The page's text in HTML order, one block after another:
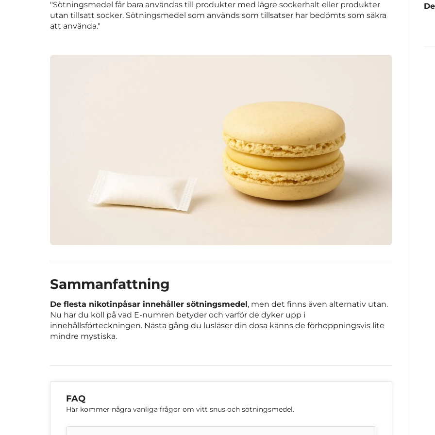
"Sötningsmedel får bara användas till produkter med lägre sockerhalt eller produkter
utan tillsatt socker. Sötningsmedel som används som tillsatser har bedömts som säkra
att använda."
Sammanfattning
De flesta nikotinpåsar innehåller sötningsmedel, men det finns även alternativ utan.
Nu har du koll på vad E-numren betyder och varför de dyker upp i
innehållsförteckningen. Nästa gång du lusläser din dosa känns de förhoppningsvis lite
mindre mystiska.
FAQ
Här kommer några vanliga frågor om vitt snus och sötningsmedel.